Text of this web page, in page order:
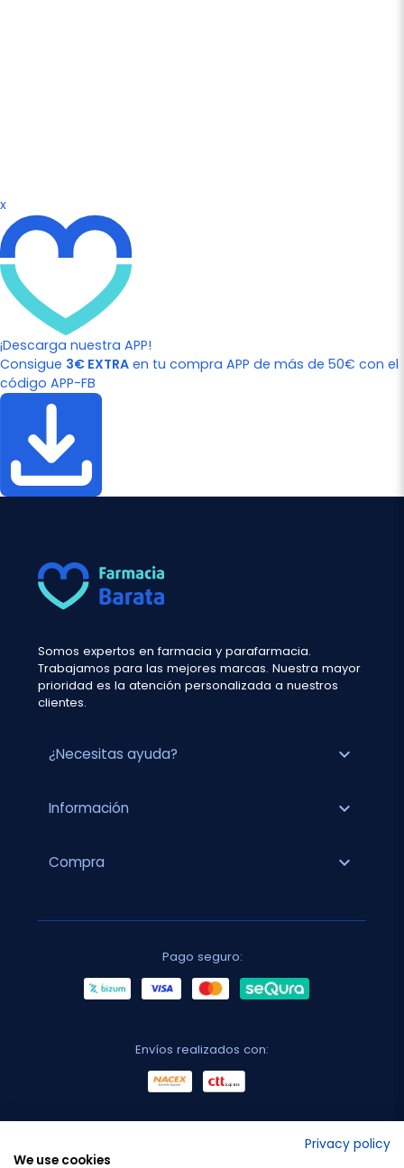
x
¡Descarga nuestra APP!
Consigue 3€ EXTRA en tu compra APP de más de 50€ con el
código APP-FB
Somos expertos en farmacia y parafarmacia.
Trabajamos para las mejores marcas. Nuestra mayor
prioridad es la atención personalizada a nuestros
clientes.
¿Necesitas ayuda? expand_more
Información expand_more
Compra expand_more
Pago seguro:
Envíos realizados con:
Privacy policy
We use cookies